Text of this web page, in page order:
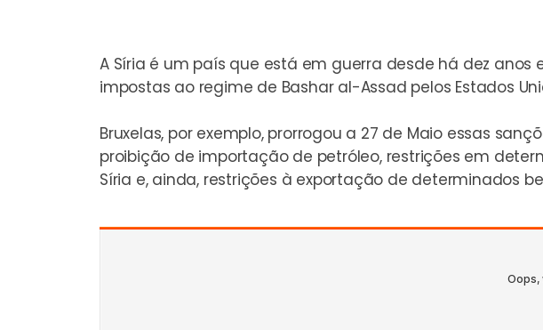
A Síria é um país que está em guerra desde há dez
impostas ao regime de Bashar al-Assad pelos Estados
Bruxelas, por exemplo, prorrogou a 27 de Maio essas
proibição de importação de petróleo, restrições em
Síria e, ainda, restrições à exportação de determinados